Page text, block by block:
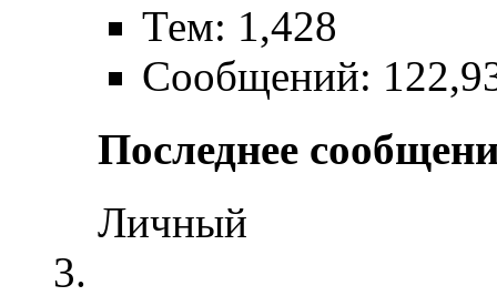
Тем: 1,428
Сообщений:
Последнее
Личный